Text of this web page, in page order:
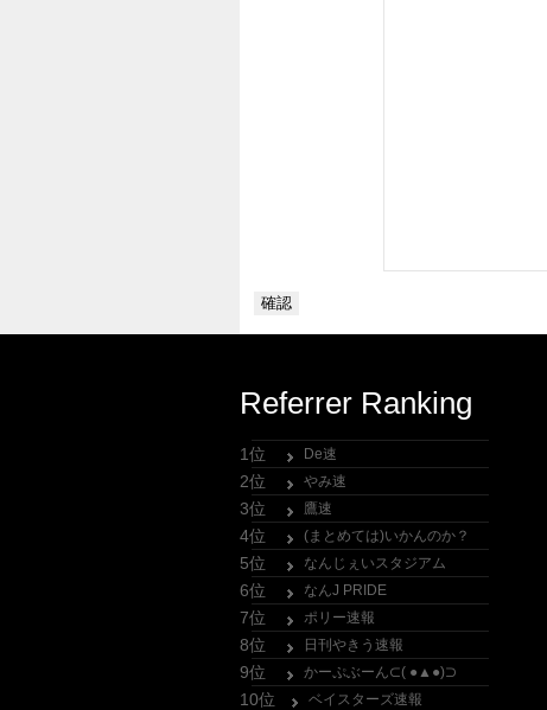
Referrer Ranking
1位 De速
2位 やみ速
3位 鷹速
4位 (まとめては)いかんのか？
5位 なんじぇいスタジアム
6位 なんJ PRIDE
7位 ポリー速報
8位 日刊やきう速報
9位 かーぷぶーん⊂( ●▲●)⊃
10位 ベイスターズ速報